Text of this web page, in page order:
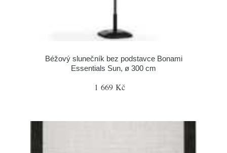
Béžový slunečník bez podstavce Bonami
Essentials Sun, ø 300 cm
1 669 Kč